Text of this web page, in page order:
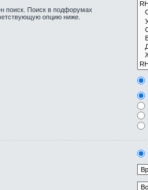
поиск. Поиск в подфорумах
опцию ниже.